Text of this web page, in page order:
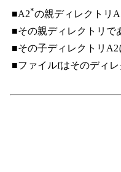
■A2*の親ディレクトリ
■その親ディレクトリで
■その子ディレクトリA2
■ファイルfはそのディ